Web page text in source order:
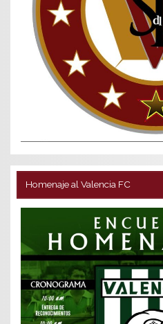
Homenaje al Valencia FC